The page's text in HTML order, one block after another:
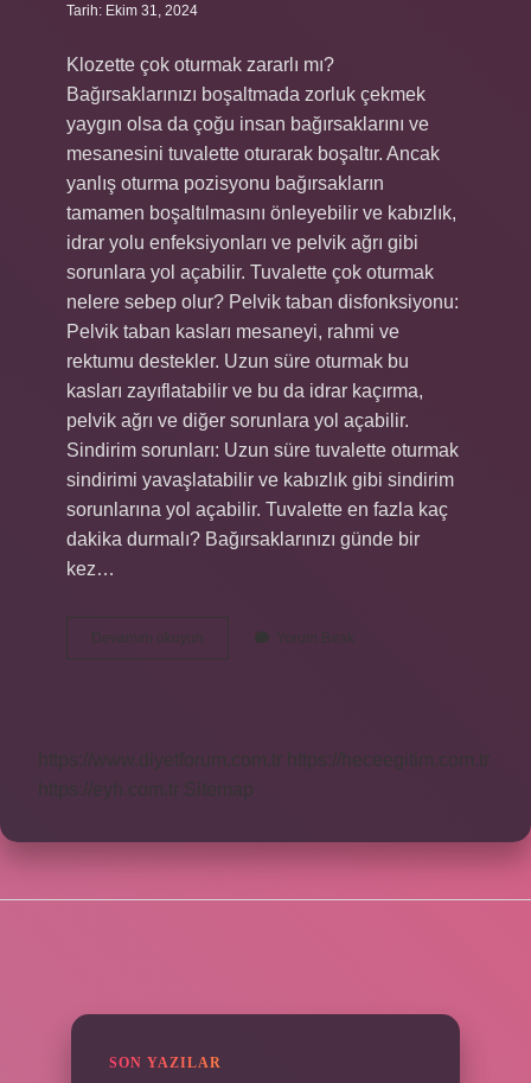
Tarih: Ekim 31, 2024
Klozette çok oturmak zararlı mı?
Bağırsaklarınızı boşaltmada zorluk çekmek
yaygın olsa da çoğu insan bağırsaklarını ve
mesanesini tuvalette oturarak boşaltır. Ancak
yanlış oturma pozisyonu bağırsakların
tamamen boşaltılmasını önleyebilir ve kabızlık,
idrar yolu enfeksiyonları ve pelvik ağrı gibi
sorunlara yol açabilir. Tuvalette çok oturmak
nelere sebep olur? Pelvik taban disfonksiyonu:
Pelvik taban kasları mesaneyi, rahmi ve
rektumu destekler. Uzun süre oturmak bu
kasları zayıflatabilir ve bu da idrar kaçırma,
pelvik ağrı ve diğer sorunlara yol açabilir.
Sindirim sorunları: Uzun süre tuvalette oturmak
sindirimi yavaşlatabilir ve kabızlık gibi sindirim
sorunlarına yol açabilir. Tuvalette en fazla kaç
dakika durmalı? Bağırsaklarınızı günde bir
kez…
Devamını okuyun
Fazla
Yorum Bırak
https://www.diyetforum.com.tr
https://heceegitim.com.tr
https://eyh.com.tr
Sitemap
SON YAZILAR